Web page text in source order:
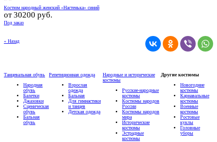
Костюм народный женский «Настенька» синий
от30200 руб.
Под заказ
« Назад
Танцевальная обувь
Народная
обувь
Балетки
Джазовки
Сценическая
обувь
Бальная
обувь
Репетиционная одежда
Взрослая
одежда
Бальная
Для гимнастики
и танцев
Детская одежда
Народные и исторические
костюмы
Русские-народные
костюмы
Костюмы народов
России
Костюмы народов
мира
Исторические
костюмы
Эстрадные
костюмы
Другие костюмы
Новогодние
костюмы
Карнавальные
костюмы
Военные
костюмы
Ростовые
куклы
Головные
уборы